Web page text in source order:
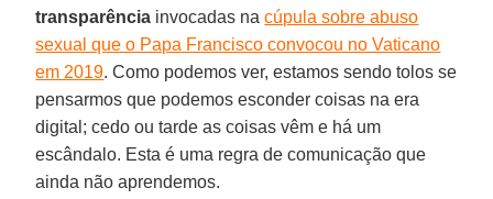
transparência invocadas nacúpula sobre abuso
sexual que o Papa Francisco convocou no Vaticano
em 2019. Como podemos ver, estamos sendo tolos se
pensarmos que podemos esconder coisas na era
digital; cedo ou tarde as coisas vêm e há um
escândalo. Esta é uma regra de comunicação que
ainda não aprendemos.